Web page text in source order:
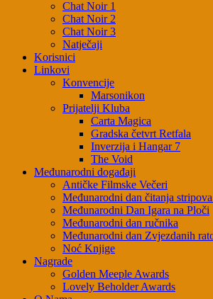
Chat Noir 1
Chat Noir 2
Chat Noir 3
Natječaji
Korisnici
Linkovi
Konvencije
Marsonikon
Prijatelji Kluba
Carta Magica
Gradska četvrt Retfala
Inverzija i Hangar 7
The Void
Međunarodni događaji
Antičke Filmske Večeri
Međunarodni dan čitanja
Međunarodni Dan Igara na Ploči
Međunarodni dan ručnika
Međunarodni dan Zvjezdanih
Noć Knjige
Nagrade
Golden Meeple Awards
Lovely Beholder Awards